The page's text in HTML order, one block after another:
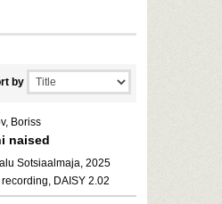
by
Boriss
naised
Sotsiaalmaja, 2025
DAISY 2.02